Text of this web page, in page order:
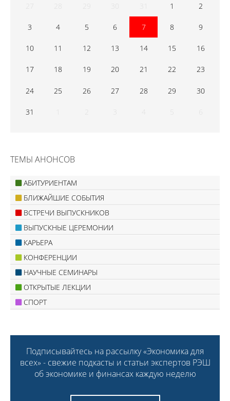
1 2
3 4 5 6 7 8 9
10 11 12 13 14 15 16
17 18 19 20 21 22 23
24 25 26 27 28 29 30
31
ТЕМЫ АНОНСОВ
АБИТУРИЕНТАМ
БЛИЖАЙШИЕ СОБЫТИЯ
ВСТРЕЧИ ВЫПУСКНИКОВ
ВЫПУСКНЫЕ ЦЕРЕМОНИИ
КАРЬЕРА
КОНФЕРЕНЦИИ
НАУЧНЫЕ СЕМИНАРЫ
ОТКРЫТЫЕ ЛЕКЦИИ
СПОРТ
Подписывайтесь на рассылку «Экономика для
всех» - свежие подкасты и статьи экспертов РЭШ
об экономике и финансах каждую неделю